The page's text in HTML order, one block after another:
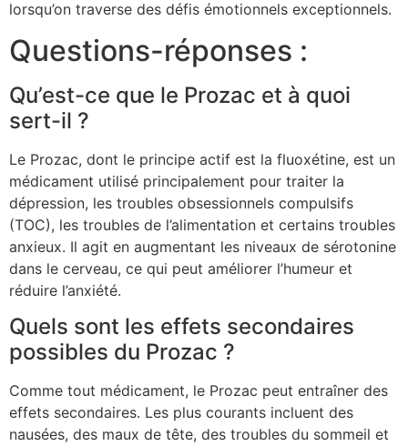
lorsqu’on traverse des défis émotionnels exceptionnels.
Questions-réponses :
Qu’est-ce que le Prozac et à quoi
sert-il ?
Le Prozac, dont le principe actif est la fluoxétine, est un
médicament utilisé principalement pour traiter la
dépression, les troubles obsessionnels compulsifs
(TOC), les troubles de l’alimentation et certains troubles
anxieux. Il agit en augmentant les niveaux de sérotonine
dans le cerveau, ce qui peut améliorer l’humeur et
réduire l’anxiété.
Quels sont les effets secondaires
possibles du Prozac ?
Comme tout médicament, le Prozac peut entraîner des
effets secondaires. Les plus courants incluent des
nausées, des maux de tête, des troubles du sommeil et